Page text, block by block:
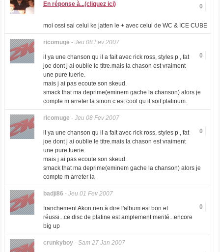
0
En réponse à...(cliquez ici)
moi ossi sai celui ke jatten le + avec celui de WC & ICE CUBE
ricomuge - Jeu 08 Fev 2007
0
il ya une chanson qu il a fait avec rick ross, styles p , fat
joe dont j ai oublie le titre.mais la chason est vraiment
une pure tuerie.
mais j ai pas ecoute son skeud.
smack that ma deprime(eminem gache la chanson) alors je
compte m arreter la sinon c est cool qu il soit platinum.
ricomuge - Jeu 08 Fev 2007
0
il ya une chanson qu il a fait avec rick ross, styles p , fat
joe dont j ai oublie le titre.mais la chason est vraiment
une pure tuerie.
mais j ai pas ecoute son skeud.
smack that ma deprime(eminem gache la chanson) alors je
compte m arreter la
badji86 - Jeu 01 Fev 2007
0
franchement Akon rien à dire l'album est bon et
réussi...ce disc de platine est amplement merité...encore
big up
crunkyboy- Sam 27 Jan 2007